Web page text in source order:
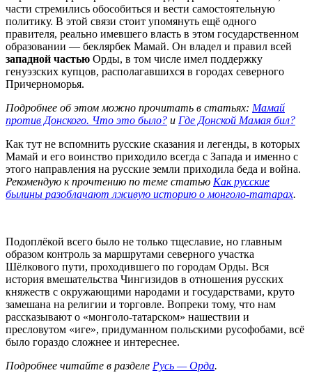
части стремились обособиться и вести самостоятельную
политику. В этой связи стоит упомянуть ещё одного
правителя, реально имевшего власть в этом государственном
образовании — беклярбек Мамай. Он владел и правил всей
западной частью Орды, в том числе имел поддержку
генуэзских купцов, располагавшихся в городах северного
Причерноморья.
Подробнее об этом можно прочитать в статьях: Мамай
против Донского. Что это было? и Где Донской Мамая бил?
Как тут не вспомнить русские сказания и легенды, в которых
Мамай и его воинство приходило всегда с Запада и именно с
этого направления на русские земли приходила беда и война.
Рекомендую к прочтению по теме статью Как русские
былины разоблачают лживую историю о монголо-татарах.
Подоплёкой всего было не только тщеславие, но главным
образом контроль за маршрутами северного участка
Шёлкового пути, проходившего по городам Орды. Вся
история вмешательства Чингизидов в отношения русских
княжеств с окружающими народами и государствами, круто
замешана на религии и торговле. Вопреки тому, что нам
рассказывают о «монголо-татарском» нашествии и
пресловутом «иге», придуманном польскими русофобами, всё
было гораздо сложнее и интереснее.
Подробнее читайте в разделе Русь — Орда.